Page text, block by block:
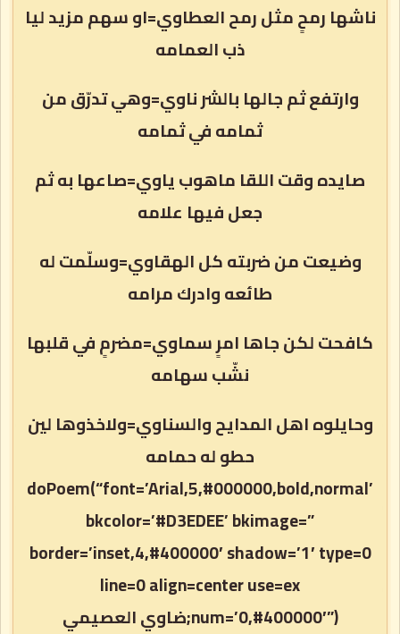
ناشها رمحٍ مثل رمح العطاوي=او سهم مزيد ليا
ذب العمامه
وارتفع ثم جالها بالشر ناوي=وهي تدرّق من
ثمامه في ثمامه
صايده وقت اللقا ماهوب ياوي=صاعها به ثم
جعل فيها علامه
وضيعت من ضربته كل الهقاوي=وسلّمت له
طائعه وادرك مرامه
كافحت لكن جاها امرٍ سماوي=مضرمٍ في قلبها
نشّب سهامه
وحايلوه اهل المدايح والسناوي=ولاخذوها لين
حطو له حمامه
doPoem(“font=’Arial,5,#000000,bold,normal’
bkcolor=’#D3EDEE’ bkimage=”
border=’inset,4,#400000′ shadow=’1′ type=0
line=0 align=center use=ex
num=’0,#400000′”);ضاوي العصيمي